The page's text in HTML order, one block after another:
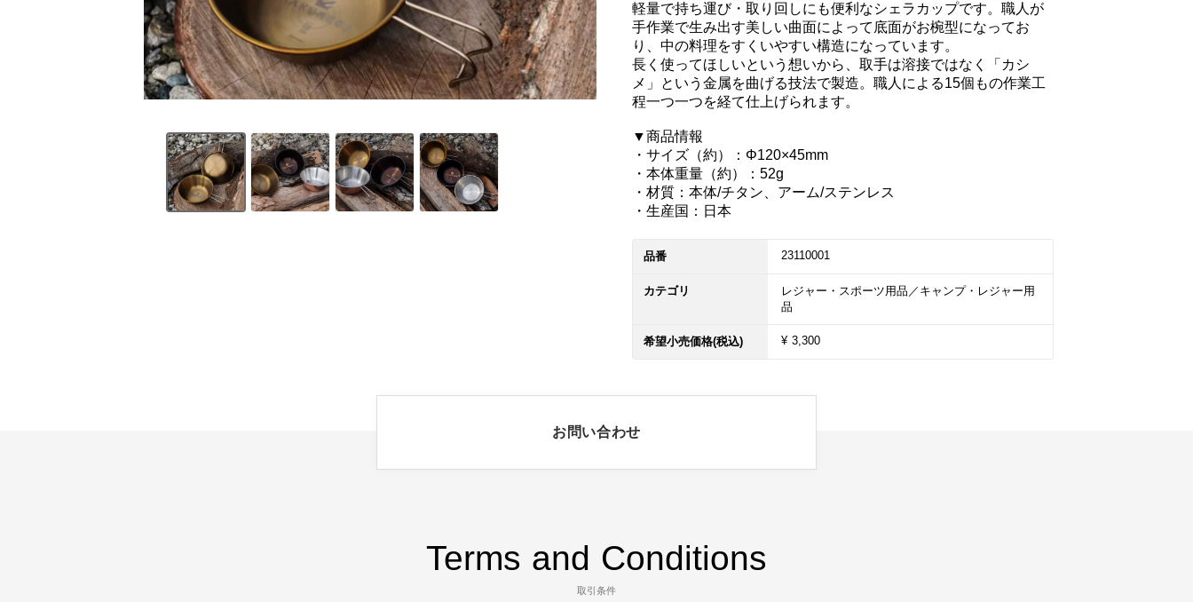
軽量で持ち運び・取り回しにも便利なシェラカップです。職人が
手作業で生み出す美しい曲面によって底面がお椀型になってお
り、中の料理をすくいやすい構造になっています。
長く使ってほしいという想いから、取手は溶接ではなく「カシ
メ」という金属を曲げる技法で製造。職人による15個もの作業工
程一つ一つを経て仕上げられます。
▼商品情報
・サイズ（約）：Φ120×45mm
・本体重量（約）：52g
・材質：本体/チタン、アーム/ステンレス
・生産国：日本
品番 23110001
カテゴリ
レジャー・スポーツ用品／キャンプ・レジャー用
品
希望小売価格(税込) ¥ 3,300
お問い合わせ
Terms and Conditions
取引条件